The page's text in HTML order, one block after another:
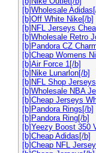
[b]Wholesale
[b]Off White Nike[/b]
[b]NFL Jerseys
[b]Wholesale Retro
[b]Pandora CZ
[b]Cheap Womens
[b]Air Force 1[/b]
[b]Nike Lunarlon[/b]
[b]NFL Shop
[b]Wholesale NBA
[b]Cheap Jerseys
[b]Pandora Rings[/b]
[b]Pandora Ring[/b]
[b]Yeezy Boost 350
[b]Cheap Adidas[/b]
[b]Cheap NFL